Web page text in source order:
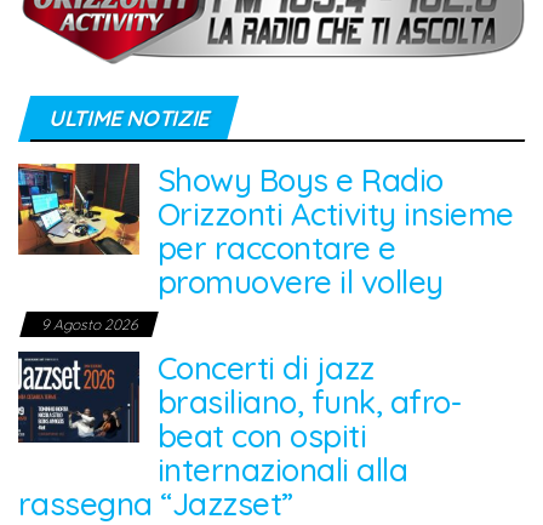
ULTIME NOTIZIE
Showy Boys e Radio
Orizzonti Activity insieme
per raccontare e
promuovere il volley
9 Agosto 2026
Concerti di jazz
brasiliano, funk, afro-
beat con ospiti
internazionali alla
rassegna “Jazzset”